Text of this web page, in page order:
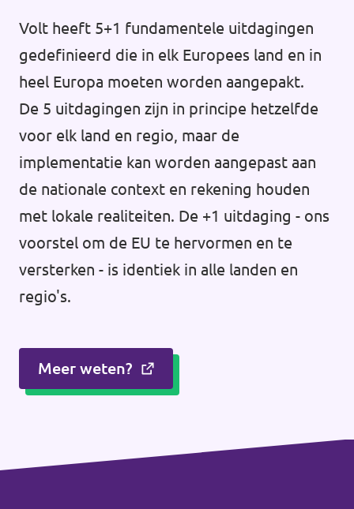
Volt heeft 5+1 fundamentele uitdagingen
gedefinieerd die in elk Europees land en in
heel Europa moeten worden aangepakt.
De 5 uitdagingen zijn in principe hetzelfde
voor elk land en regio, maar de
implementatie kan worden aangepast aan
de nationale context en rekening houden
met lokale realiteiten. De +1 uitdaging - ons
voorstel om de EU te hervormen en te
versterken - is identiek in alle landen en
regio's.
Meer weten?